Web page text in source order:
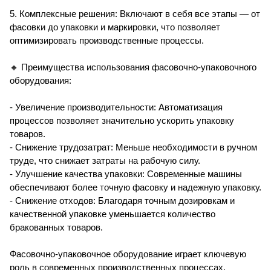
5. Комплексные решения: Включают в себя все этапы — от
фасовки до упаковки и маркировки, что позволяет
оптимизировать производственные процессы.
🔸 Преимущества использования фасовочно-упаковочного
оборудования:
- Увеличение производительности: Автоматизация
процессов позволяет значительно ускорить упаковку
товаров.
- Снижение трудозатрат: Меньше необходимости в ручном
труде, что снижает затраты на рабочую силу.
- Улучшение качества упаковки: Современные машины
обеспечивают более точную фасовку и надежную упаковку.
- Снижение отходов: Благодаря точным дозировкам и
качественной упаковке уменьшается количество
бракованных товаров.
Фасовочно-упаковочное оборудование играет ключевую
роль в современных производственных процессах,